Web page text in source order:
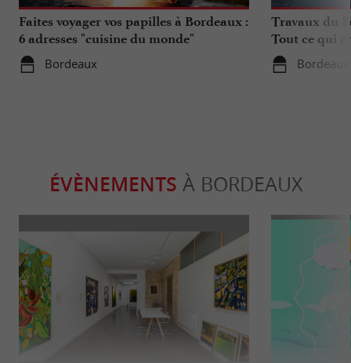
Faites voyager vos papilles à Bordeaux :
6 adresses "cuisine du monde"
Bordeaux
Travaux du
Tout ce qui
Bordeaux
ÉVÈNEMENTS À BORDEAUX